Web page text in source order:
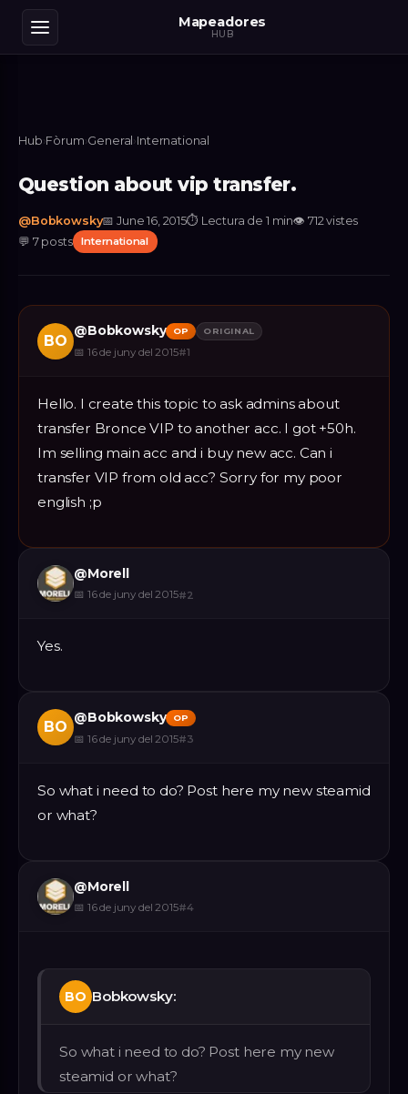
Mapeadores
HUB
Hub›Fòrum›General ›International
Question about vip transfer.
@Bobkowsky📅June 16, 2015⏱ Lectura de 1 min👁 712vistes
💬 7 posts International
BO
@Bobkowsky OP ORIGINAL
📅 16 de juny del 2015#1
Hello. I create this topic to ask admins about
transfer Bronce VIP to another acc. I got +50h.
Im selling main acc and i buy new acc. Can i
transfer VIP from old acc? Sorry for my poor
english ;p
@Morell
📅 16 de juny del 2015#2
Yes.
BO
@Bobkowsky OP
📅 16 de juny del 2015#3
So what i need to do? Post here my new steamid
or what?
@Morell
📅 16 de juny del 2015#4
BO Bobkowsky:
So what i need to do? Post here my new
steamid or what?